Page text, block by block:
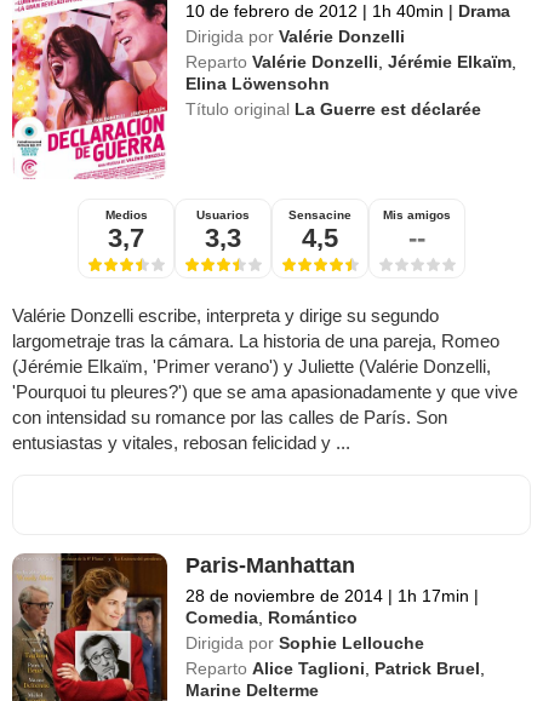
10 de febrero de 2012 | 1h 40min | Drama
Dirigida por Valérie Donzelli
Reparto Valérie Donzelli ,Jérémie Elkaïm
Elina Löwensohn
Título original La Guerre est déclarée
Medios
3,7
Usuarios
3,3
Sensacine
4,5
Mis amigos
--
Valérie Donzelli escribe, interpreta y dirige su segundo
largometraje tras la cámara. La historia de una pareja, Romeo
(Jérémie Elkaïm, 'Primer verano') y Juliette (Valérie Donzelli,
'Pourquoi tu pleures?') que se ama apasionadamente y que vive
con intensidad su romance por las calles de París. Son
entusiastas y vitales, rebosan felicidad y ...
Paris-Manhattan
28 de noviembre de 2014 | 1h 17min |
Comedia Romántico
Dirigida por Sophie Lellouche
Reparto Alice Taglioni Patrick Bruel
Marine Delterme